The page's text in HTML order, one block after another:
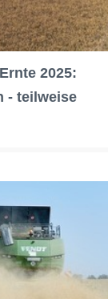
2025:
- teilweise